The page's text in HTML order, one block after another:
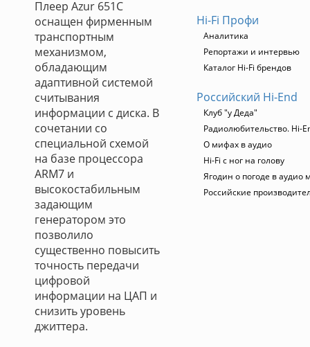
Плеер Azur 651C
оснащен фирменным
транспортным
механизмом,
обладающим
адаптивной системой
считывания
информации с диска. В
сочетании со
специальной схемой
на базе процессора
ARM7 и
высокостабильным
задающим
генератором это
позволило
существенно повысить
точность передачи
цифровой
информации на ЦАП и
снизить уровень
джиттера.
Hi-Fi Профи
Аналитика
Репортажи и интервью
Каталог Hi-Fi брендов
Российский Hi-End
Клуб "у Деда"
Радиолюбительство. Hi-
О мифах в аудио
Hi-Fi с ног на голову
Ягодин о погоде в аудио
Российские